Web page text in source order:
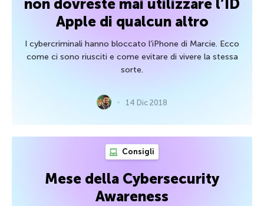
non dovreste mai utilizzare l’ID
Apple di qualcun altro
I cybercriminali hanno bloccato l’iPhone di Marcie. Ecco
come ci sono riusciti e come evitare di vivere la stessa
sorte.
14 Dic 2018
Consigli
Mese della Cybersecurity
Awareness